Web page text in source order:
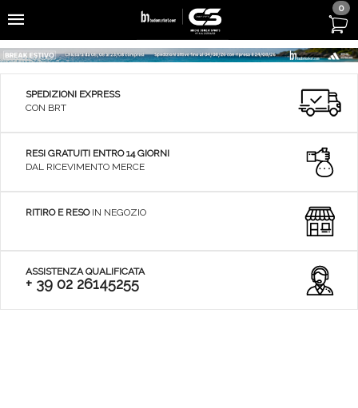
0
SPEDIZIONI EXPRESS
CON BRT
RESI GRATUITI ENTRO 14 GIORNI
DAL RICEVIMENTO MERCE
RITIRO E RESOIN NEGOZIO
ASSISTENZA QUALIFICATA
+ 39 02 26145255